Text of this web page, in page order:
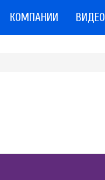
КОМПАНИИ ВИДЕО